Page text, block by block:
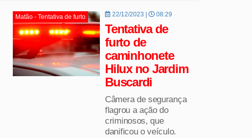
Matão - Tentativa de furto 22/12/2023 | 08:29
Tentativa de
furto de
caminhonete
Hilux no Jardim
Buscardi
Câmera de segurança
flagrou a ação do
criminosos, que
danificou o veículo.